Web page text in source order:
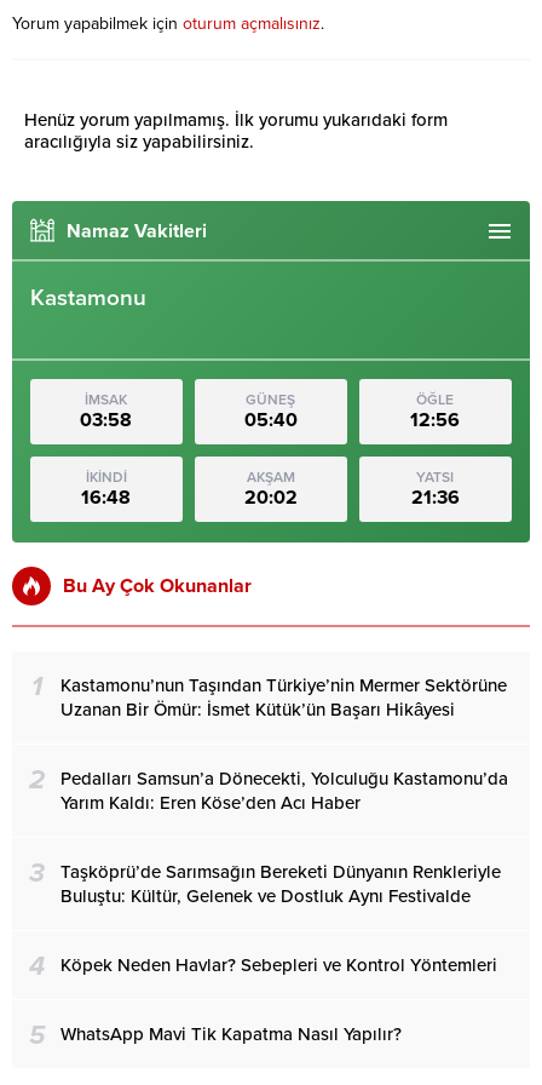
Yorum yapabilmek için oturum açmalısınız.
Henüz yorum yapılmamış. İlk yorumu yukarıdaki form
aracılığıyla siz yapabilirsiniz.
Namaz Vakitleri
Kastamonu
İMSAK
03:58
GÜNEŞ
05:40
ÖĞLE
12:56
İKİNDİ
16:48
AKŞAM
20:02
YATSI
21:36
Bu Ay Çok Okunanlar
1
Kastamonu’nun Taşından Türkiye’nin Mermer Sektörüne
Uzanan Bir Ömür: İsmet Kütük’ün Başarı Hikâyesi
2
Pedalları Samsun’a Dönecekti, Yolculuğu Kastamonu’da
Yarım Kaldı: Eren Köse’den Acı Haber
3
Taşköprü’de Sarımsağın Bereketi Dünyanın Renkleriyle
Buluştu: Kültür, Gelenek ve Dostluk Aynı Festivalde
4 Köpek Neden Havlar? Sebepleri ve Kontrol Yöntemleri
5 WhatsApp Mavi Tik Kapatma Nasıl Yapılır?